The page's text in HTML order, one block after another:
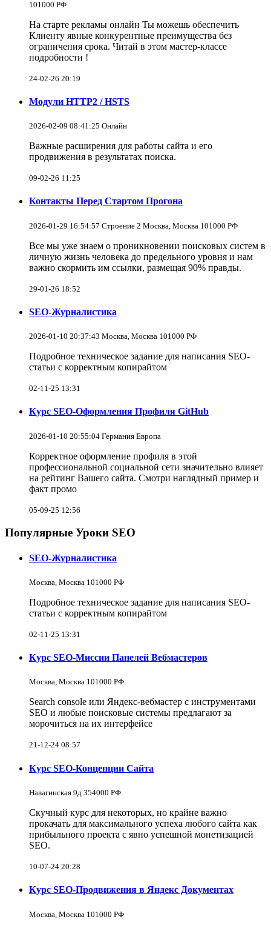
101000 РФ
На старте рекламы онлайн Ты можешь обеспечить
Клиенту явные конкурентные преимущества без
ограничения срока. Читай в этом мастер-классе
подробности !
24-02-26 20:19
Модули HTTP2 / HSTS
2026-02-09 08:41:25 Онлайн
Важные расширения для работы сайта и его
продвижения в результатах поиска.
09-02-26 11:25
Контакты Перед Стартом Прогона
2026-01-29 16:54:57 Строение 2 Москва, Москва 101000 РФ
Все мы уже знаем о проникновении поисковых систем в
личную жизнь человека до предельного уровня и нам
важно скормить им ссылки, размещая 90% правды.
29-01-26 18:52
SEO-Журналистика
2026-01-10 20:37:43 Москва, Москва 101000 РФ
Подробное техническое задание для написания SEO-
статьи с корректным копирайтом
02-11-25 13:31
Курс SEO-Оформления Профиля GitHub
2026-01-10 20:55:04 Германия Европа
Корректное оформление профиля в этой
профессиональной социальной сети значительно влияет
на рейтинг Вашего сайта. Смотри наглядный пример и
факт промо
05-09-25 12:56
Популярные Уроки SEO
SEO-Журналистика
Москва, Москва 101000 РФ
Подробное техническое задание для написания SEO-
статьи с корректным копирайтом
02-11-25 13:31
Курс SEO-Миссии Панелей Вебмастеров
Москва, Москва 101000 РФ
Search console или Яндекс-вебмастер с инструментами
SEO и любые поисковые системы предлагают за
морочиться на их интерфейсе
21-12-24 08:57
Курс SEO-Концепции Сайта
Навагинская 9д 354000 РФ
Скучный курс для некоторых, но крайне важно
прокачать для максимального успеха любого сайта как
прибыльного проекта с явно успешной монетизацией
SEO.
10-07-24 20:28
Курс SEO-Продвижения в Яндекс Документах
Москва, Москва 101000 РФ